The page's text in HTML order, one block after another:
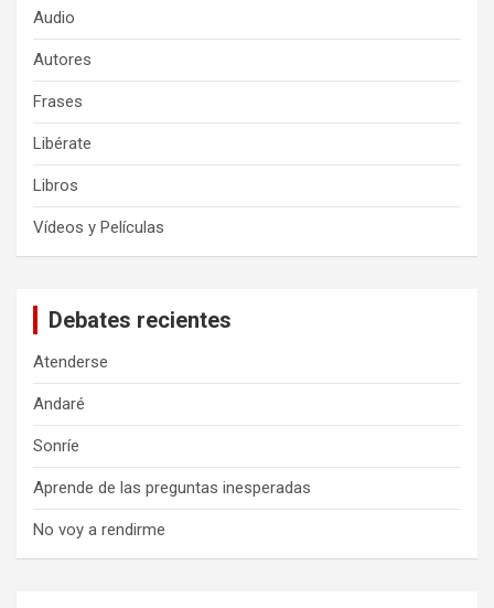
Audio
Autores
Frases
Libérate
Libros
Vídeos y Películas
Debates recientes
Atenderse
Andaré
Sonríe
Aprende de las preguntas inesperadas
No voy a rendirme